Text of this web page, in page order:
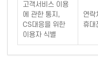
고객서비스 이용
에 관한 통지,
CS대응을 위한
이용자 식별
연락
휴대